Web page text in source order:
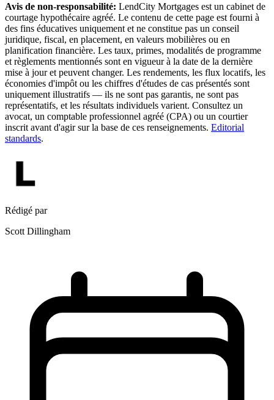
Avis de non-responsabilité: LendCity Mortgages est un cabinet de
courtage hypothécaire agréé. Le contenu de cette page est fourni à
des fins éducatives uniquement et ne constitue pas un conseil
juridique, fiscal, en placement, en valeurs mobilières ou en
planification financière. Les taux, primes, modalités de programme
et règlements mentionnés sont en vigueur à la date de la dernière
mise à jour et peuvent changer. Les rendements, les flux locatifs, les
économies d'impôt ou les chiffres d'études de cas présentés sont
uniquement illustratifs — ils ne sont pas garantis, ne sont pas
représentatifs, et les résultats individuels varient. Consultez un
avocat, un comptable professionnel agréé (CPA) ou un courtier
inscrit avant d'agir sur la base de ces renseignements. Editorial
standards.
Rédigé par
Scott Dillingham